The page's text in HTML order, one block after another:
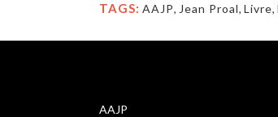
TAGS: AAJP, Jean Proal, Livre,
AAJP